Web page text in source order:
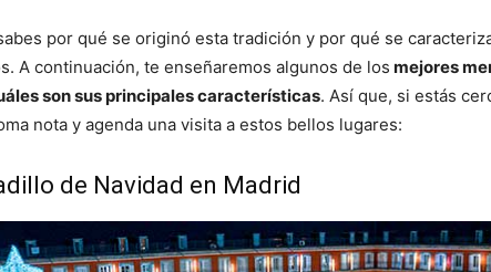
por qué se originó esta tradición y por qué se
A continuación, te enseñaremos algunos de los mejores
son sus principales características. Así que, si estás
nota y agenda una visita a estos bellos lugares:
de Navidad en Madrid